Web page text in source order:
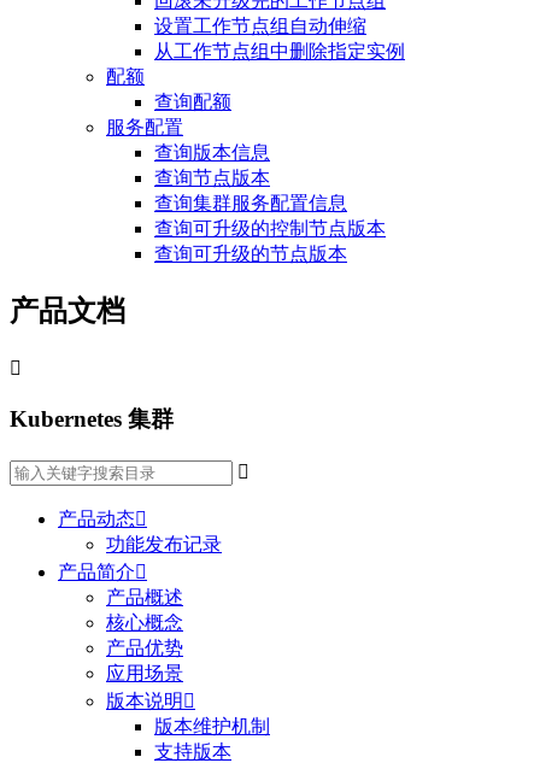
设置工作节点组自动伸缩
从工作节点组中删除指定实例
配额
查询配额
服务配置
查询版本信息
查询节点版本
查询集群服务配置信息
查询可升级的控制节点版本
查询可升级的节点版本
产品文档

Kubernetes 集群

产品动态
功能发布记录
产品简介
产品概述
核心概念
产品优势
应用场景
版本说明 
版本维护机制
支持版本